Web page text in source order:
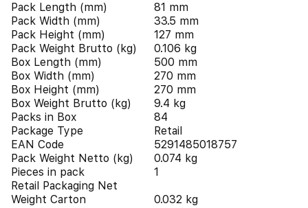
Pack Length (mm)
81 mm
Pack Width (mm)
33.5 mm
Pack Height (mm)
127 mm
Pack Weight Brutto (kg)
0.106 kg
Box Length (mm)
500 mm
Box Width (mm)
270 mm
Box Height (mm)
270 mm
Box Weight Brutto (kg)
9.4 kg
Packs in Box
84
Package Type
Retail
EAN Code
5291485018757
Pack Weight Netto (kg)
0.074 kg
Pieces in pack
1
Retail Packaging Net
Weight Carton
0.032 kg